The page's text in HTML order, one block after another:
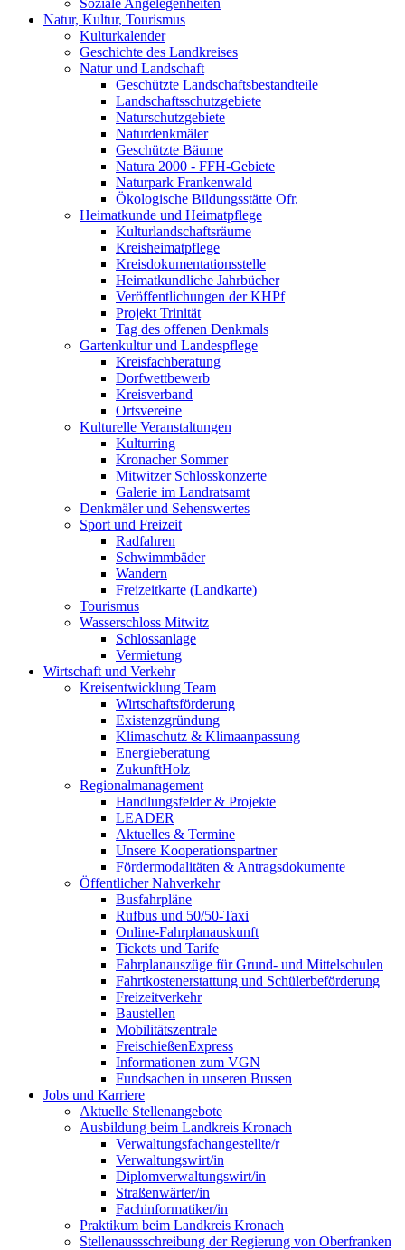
Soziale Angelegenheiten
Natur, Kultur, Tourismus
Kulturkalender
Geschichte des Landkreises
Natur und Landschaft
Geschützte Landschaftsbestandteile
Landschaftsschutzgebiete
Naturschutzgebiete
Naturdenkmäler
Geschützte Bäume
Natura 2000 - FFH-Gebiete
Naturpark Frankenwald
Ökologische Bildungsstätte Ofr.
Heimatkunde und Heimatpflege
Kulturlandschaftsräume
Kreisheimatpflege
Kreisdokumentationsstelle
Heimatkundliche Jahrbücher
Veröffentlichungen der KHPf
Projekt Trinität
Tag des offenen Denkmals
Gartenkultur und Landespflege
Kreisfachberatung
Dorfwettbewerb
Kreisverband
Ortsvereine
Kulturelle Veranstaltungen
Kulturring
Kronacher Sommer
Mitwitzer Schlosskonzerte
Galerie im Landratsamt
Denkmäler und Sehenswertes
Sport und Freizeit
Radfahren
Schwimmbäder
Wandern
Freizeitkarte (Landkarte)
Tourismus
Wasserschloss Mitwitz
Schlossanlage
Vermietung
Wirtschaft und Verkehr
Kreisentwicklung Team
Wirtschaftsförderung
Existenzgründung
Klimaschutz & Klimaanpassung
Energieberatung
ZukunftHolz
Regionalmanagement
Handlungsfelder & Projekte
LEADER
Aktuelles & Termine
Unsere Kooperationspartner
Fördermodalitäten & Antragsdokumente
Öffentlicher Nahverkehr
Busfahrpläne
Rufbus und 50/50-Taxi
Online-Fahrplanauskunft
Tickets und Tarife
Fahrplanauszüge für Grund- und Mittelschulen
Fahrtkostenerstattung und Schülerbeförderung
Freizeitverkehr
Baustellen
Mobilitätszentrale
FreischießenExpress
Informationen zum VGN
Fundsachen in unseren Bussen
Jobs und Karriere
Aktuelle Stellenangebote
Ausbildung beim Landkreis Kronach
Verwaltungsfachangestellte/r
Verwaltungswirt/in
Diplomverwaltungswirt/in
Straßenwärter/in
Fachinformatiker/in
Praktikum beim Landkreis Kronach
Stellenaussschreibung der Regierung von Oberfranken